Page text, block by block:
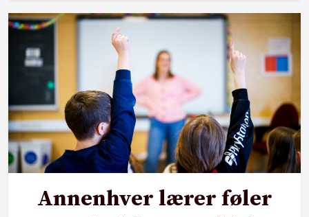
Annenhver lærer føler